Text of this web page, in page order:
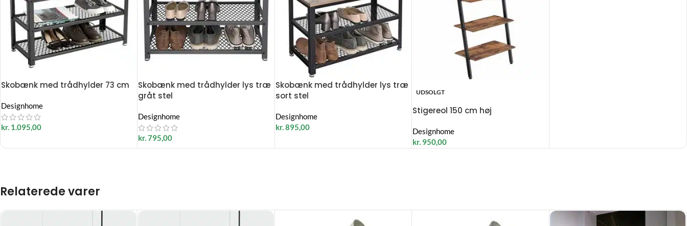
Skobænk med trådhylder 73 cm
Designhome
kr. 1.095,00
Skobænk med trådhylder lys træ
gråt stel
Designhome
kr.795,00
Skobænk med trådhylder lys træ
sort stel
Designhome
kr.895,00
UDSOLGT
Stigereol 150 cm høj
Designhome
kr. 950,00
Relaterede varer